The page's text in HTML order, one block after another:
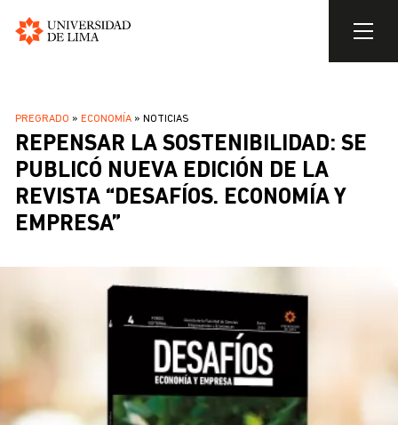
contenido
principal
SOBRESCRIBIR
ENLACES
DE
AYUDA
A
PREGRADO ECONOMÍA NOTICIAS
REPENSAR LA SOSTENIBILIDAD: SE
PUBLICÓ NUEVA EDICIÓN DE LA
REVISTA “DESAFÍOS. ECONOMÍA Y
EMPRESA”